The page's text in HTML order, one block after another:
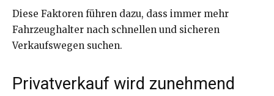
Diese Faktoren führen dazu, dass immer mehr
Fahrzeughalter nach schnellen und sicheren
Verkaufswegen suchen.
Privatverkauf wird zunehmend